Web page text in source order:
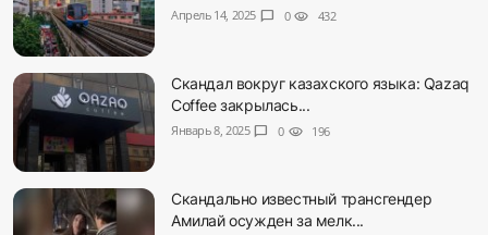
Апрель 14, 2025 chat_bubble 0 visibility 432
Скандал вокруг казахского языка: Qazaq
Coffee закрылась...
Январь 8, 2025 chat_bubble 0 visibility 196
Скандально известный трансгендер
Амилай осужден за мелк...